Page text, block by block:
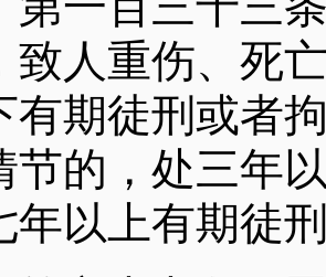
致人重伤、死
有期徒刑或者
节的，处三年
年以上有期徒